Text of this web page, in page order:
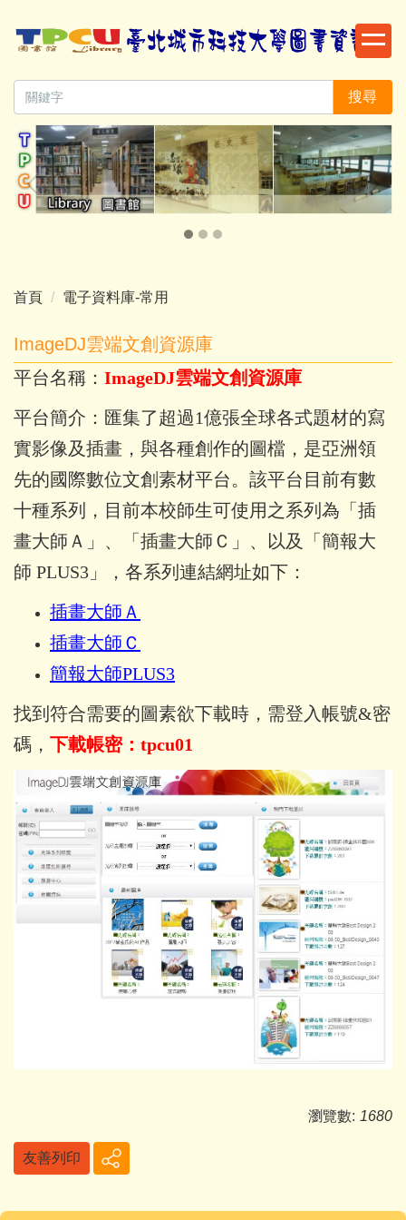
到
要
區
搜尋
首頁 電子資料庫-常用
ImageDJ雲端文創資源庫
平台名稱： ImageDJ雲端文創資源庫
平台簡介：匯集了超過1億張全球各式題材的寫
實影像及插畫，與各種創作的圖檔，是亞洲領
先的國際數位文創素材平台。該平台目前有數
十種系列，目前本校師生可使用之系列為「插
畫大師Ａ」、「插畫大師Ｃ」、以及「簡報大
師 PLUS3」，各系列連結網址如下：
插畫大師Ａ
插畫大師Ｃ
簡報大師PLUS3
找到符合需要的圖素欲下載時，需登入帳號&密
碼， 下載帳密：tpcu01
瀏覽數: 1680
友善列印